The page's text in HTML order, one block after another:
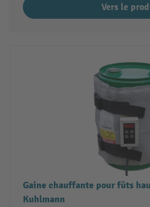
Vers le
Gaine chauffante pour fûts
Kuhlmann